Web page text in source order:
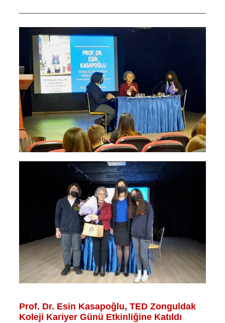
Prof. Dr. Esin Kasapoğlu, TED Zonguldak
Koleji Kariyer Günü Etkinliğine Katıldı